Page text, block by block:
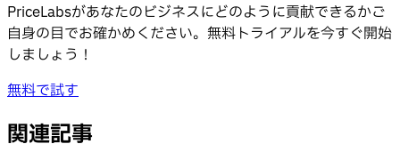
PriceLabsがあなたのビジネスにどのように貢献できるかご
自身の目でお確かめください。無料トライアルを今すぐ開始
しましょう！
無料で試す
関連記事